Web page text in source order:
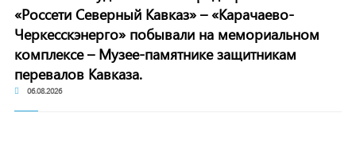
«Россети Северный Кавказ» – «Карачаево-
Черкесскэнерго» побывали на мемориальном
комплексе – Музее-памятнике защитникам
перевалов Кавказа.
06.08.2026